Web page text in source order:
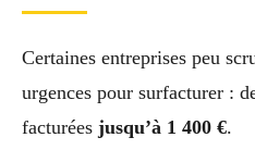
Certaines entreprises peu
urgences pour surfacturer :
facturées jusqu’à 1 400 €.